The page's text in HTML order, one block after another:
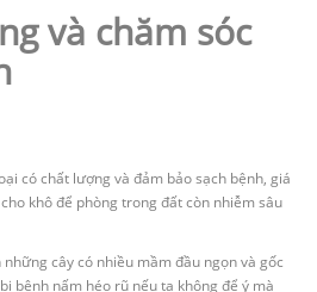
và chăm sóc
có chất lượng và đảm bảo sạch bệnh, giá
khô để phòng trong đất còn nhiễm sâu
cây có nhiều mầm đầu ngọn và gốc
bệnh nấm héo rũ nếu ta không để ý mà